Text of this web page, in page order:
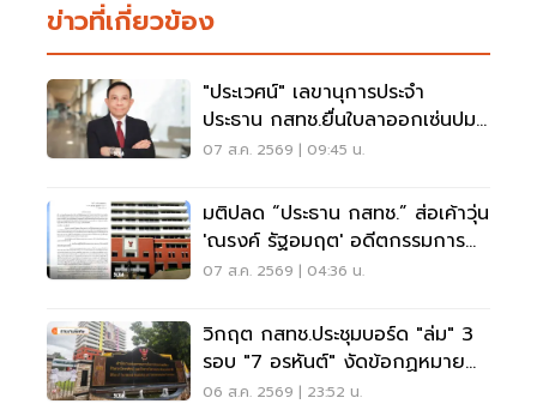
ข่าวที่เกี่ยวข้อง
"ประเวศน์" เลขานุการประจำ
ประธาน กสทช.ยื่นใบลาออกเซ่นปม
คุณสมบัตินพ.สรณ
07 ส.ค. 2569 | 09:45 น.
มติปลด “ประธาน กสทช.” ส่อเค้าวุ่น
'ณรงค์ รัฐอมฤต' อดีตกรรมการ
สรรหาโต้ข้อวินิจฉัย
07 ส.ค. 2569 | 04:36 น.
วิกฤต กสทช.ประชุมบอร์ด "ล่ม" 3
รอบ "7 อรหันต์" งัดข้อกฏหมาย
ไม่มีใครยอมใคร
06 ส.ค. 2569 | 23:52 น.